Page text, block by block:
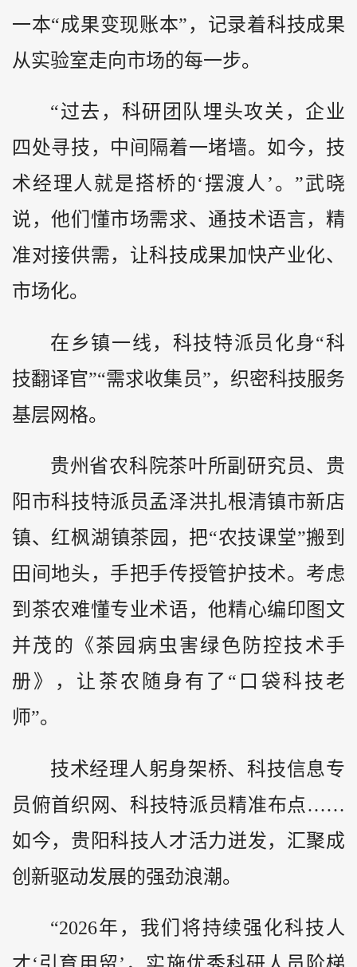
一本“成果变现账本”，记录着科技成果
从实验室走向市场的每一步。
“过去，科研团队埋头攻关，企业
四处寻技，中间隔着一堵墙。如今，技
术经理人就是搭桥的‘摆渡人’。”武晓
说，他们懂市场需求、通技术语言，精
准对接供需，让科技成果加快产业化、
市场化。
在乡镇一线，科技特派员化身“科
技翻译官”“需求收集员”，织密科技服务
基层网格。
贵州省农科院茶叶所副研究员、贵
阳市科技特派员孟泽洪扎根清镇市新店
镇、红枫湖镇茶园，把“农技课堂”搬到
田间地头，手把手传授管护技术。考虑
到茶农难懂专业术语，他精心编印图文
并茂的《茶园病虫害绿色防控技术手
册》，让茶农随身有了“口袋科技老
师”。
技术经理人躬身架桥、科技信息专
员俯首织网、科技特派员精准布点……
如今，贵阳科技人才活力迸发，汇聚成
创新驱动发展的强劲浪潮。
“2026年，我们将持续强化科技人